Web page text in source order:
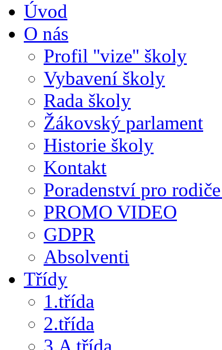
Úvod
O nás
Profil ''vize'' školy
Vybavení školy
Rada školy
Žákovský parlament
Historie školy
Kontakt
Poradenství pro
PROMO VIDEO
GDPR
Absolventi
Třídy
1.třída
2.třída